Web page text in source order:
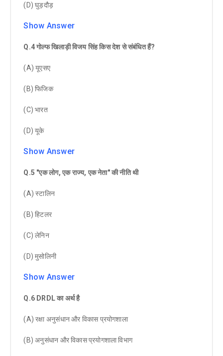
(D) घुड़दौड़
Show Answer
Q.4 गोल्फ खिलाड़ी विजय सिंह किस देश से संबंधित हैं?
(A) यूएसए
(B) फिजिक
(C) भारत
(D) यूके
Show Answer
Q.5 "एक लोग, एक राज्य, एक नेता" की नीति थी
(A) स्टालिन
(B) हिटलर
(C) लेनिन
(D) मुसोलिनी
Show Answer
Q.6 DRDL का अर्थ है
(A) रक्षा अनुसंधान और विकास प्रयोगशाला
(B) अनुसंधान और विकास प्रयोगशाला विभाग